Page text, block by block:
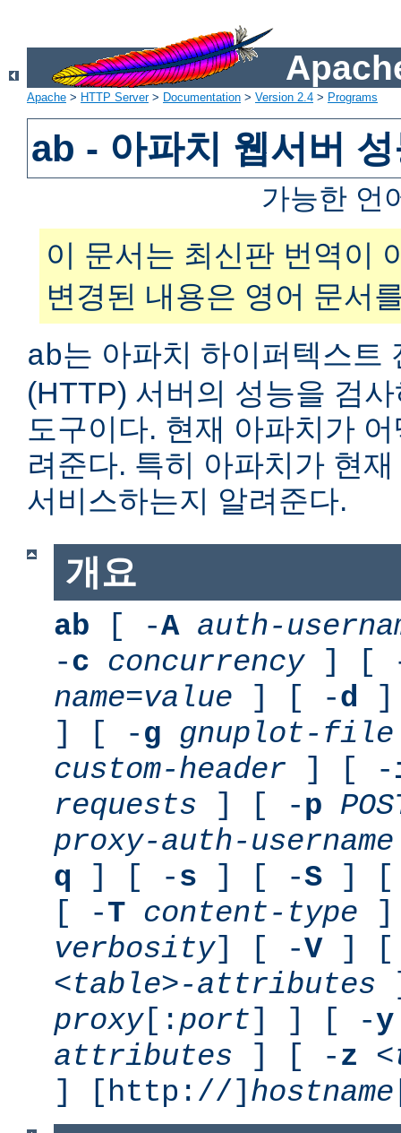
Apache > HTTP Server> Documentation > Version 2.4 > Programs
ab - 아파치 웹서버
가능한 언
이 문서는 최신판 번역이
변경된 내용은 영어 문서
ab는 아파치 하이퍼텍스트
(HTTP) 서버의 성능을 검
도구이다. 현재 아파치가
려준다. 특히 아파치가 현
서비스하는지 알려준다.
개요
ab [ -A auth-
-c concurrency] [
name=value ] [ -d ]
] [ -g gnuplot-file
custom-header ] [ -
requests ] [ -p
proxy-auth-username
q ] [ -s ] [ -S ] [
[ -T content-type ]
verbosity] [ -V] [
<table>-attributes
proxy[: port] ] [ -y
attributes ] [ -z
] [http://] hostname